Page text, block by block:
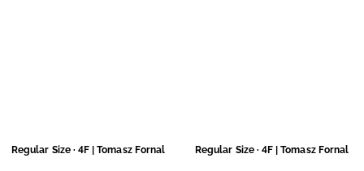
Regular Size · 4F | Tomasz Fornal Regular Size · 4F | Tomasz Fornal